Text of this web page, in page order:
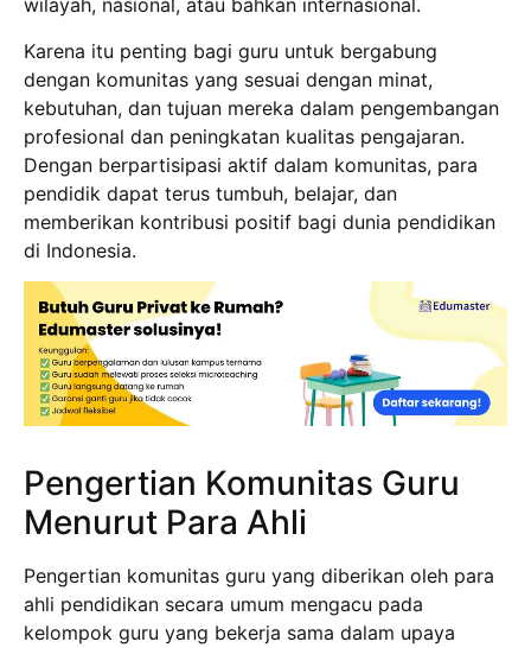
wilayah, nasional, atau bahkan internasional.
Karena itu penting bagi guru untuk bergabung
dengan komunitas yang sesuai dengan minat,
kebutuhan, dan tujuan mereka dalam pengembangan
profesional dan peningkatan kualitas pengajaran.
Dengan berpartisipasi aktif dalam komunitas, para
pendidik dapat terus tumbuh, belajar, dan
memberikan kontribusi positif bagi dunia pendidikan
di Indonesia.
Pengertian Komunitas Guru
Menurut Para Ahli
Pengertian komunitas guru yang diberikan oleh para
ahli pendidikan secara umum mengacu pada
kelompok guru yang bekerja sama dalam upaya